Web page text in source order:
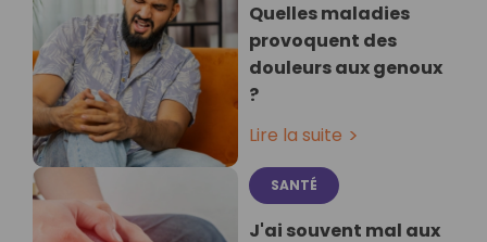
Quelles maladies
provoquent des
douleurs aux genoux
?
Lire la suite
SANTÉ
J'ai souvent mal aux